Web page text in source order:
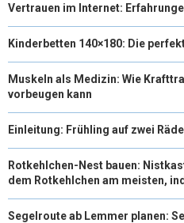
Vertrauen im Internet:
Kinderbetten 140×180: Die
Muskeln als Medizin: Wie
vorbeugen kann
Einleitung: Frühling auf zwei
Rotkehlchen-Nest bauen:
dem Rotkehlchen am meisten,
Segelroute ab Lemmer planen: